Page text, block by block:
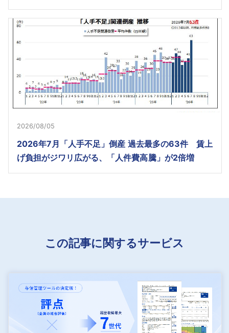
2026/08/05
2026年7月「人手不足」倒産 過去最多の63件 賃上
げ負担がジワリ広がる、「人件費高騰」が2倍増
この記事に関するサービス